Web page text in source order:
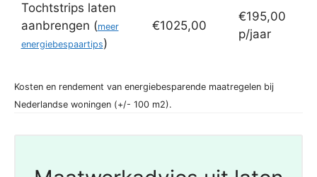
Tochtstrips laten
aanbrengen (meer
energiebespaartips)
€1025,00
€195,00
p/jaar
Kosten en rendement van energiebesparende maatregelen bij
Nederlandse woningen (+/- 100 m2).